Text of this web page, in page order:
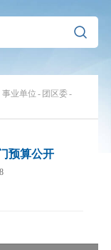
事业单位 - 团区委-
预算公开